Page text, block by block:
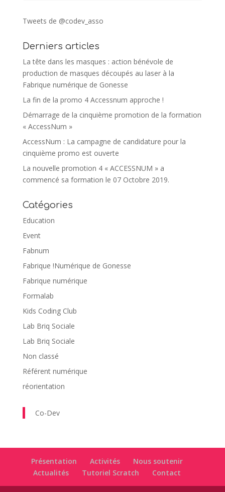
Tweets de @codev_asso
Derniers articles
La tête dans les masques : action bénévole de
production de masques découpés au laser à la
Fabrique numérique de Gonesse
La fin de la promo 4 Accessnum approche !
Démarrage de la cinquième promotion de la formation
« AccessNum »
AccessNum : La campagne de candidature pour la
cinquième promo est ouverte
La nouvelle promotion 4 « ACCESSNUM » a
commencé sa formation le 07 Octobre 2019.
Catégories
Education
Event
Fabnum
Fabrique !Numérique de Gonesse
Fabrique numérique
Formalab
Kids Coding Club
Lab Briq Sociale
Lab Briq Sociale
Non classé
Référent numérique
réorientation
Co-Dev
Présentation Activités
Nous soutenir
Actualités
Tutoriel Scratch Contact